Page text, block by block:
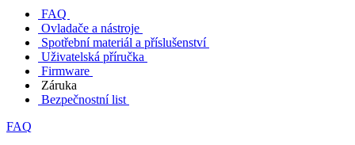
FAQ
Ovladače a nástroje
Spotřební materiál a příslušenství
Uživatelská příručka
Firmware
Záruka
Bezpečnostní list
FAQ